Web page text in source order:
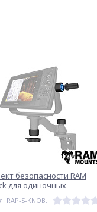
GTM-36
pin
От
безопасности RAM
для одиночных
рычагов и
кронштейнов
Артикул: RAP-S-KNOBG-109U